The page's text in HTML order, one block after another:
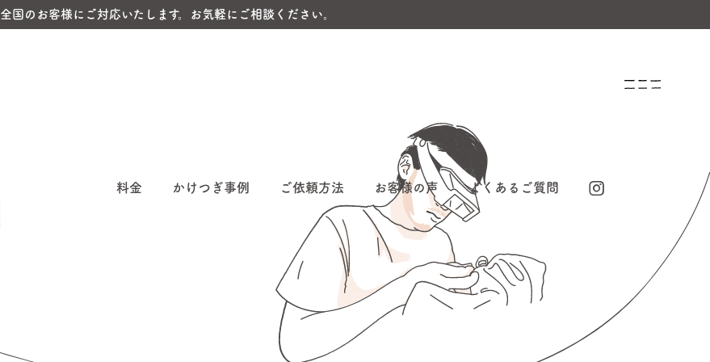
全国のお客様にご対応いたします。お気軽にご相談ください。
料金 かけつぎ事例 ご依頼方法 お客様の声 よくあるご質問